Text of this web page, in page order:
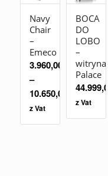
Navy
Chair
–
Emeco
3.960,00
–
10.650,00
z Vat
BOCA
DO
LOBO
–
witryna
Palace
44.999,00
z Vat